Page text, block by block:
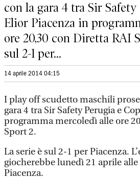
con la gara 4 tra Sir
Elior Piacenza in
ore 20,30 con Diretta RAI
sul 2-1 per...
14 aprile 2014 04:15
I play off scudetto maschili
gara 4 tra Sir Safety Perugia e
programma mercoledì alle ore
Sport 2.
La serie è sul 2-1 per Piacenza.
giocherebbe lunedì 21 aprile alle
Piacenza.